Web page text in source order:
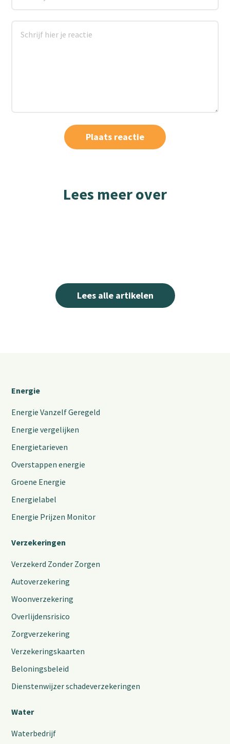
Lees meer over
Lees alle artikelen
Energie
Energie Vanzelf Geregeld
Energie vergelijken
Energietarieven
Overstappen energie
Groene Energie
Energielabel
Energie Prijzen Monitor
Verzekeringen
Verzekerd Zonder Zorgen
Autoverzekering
Woonverzekering
Overlijdensrisico
Zorgverzekering
Verzekeringskaarten
Beloningsbeleid
Dienstenwijzer schadeverzekeringen
Water
Waterbedrijf